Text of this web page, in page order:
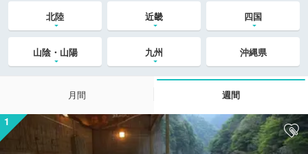
北陸 近畿 四国
山陰・山陽 九州 沖縄県
月間 週間